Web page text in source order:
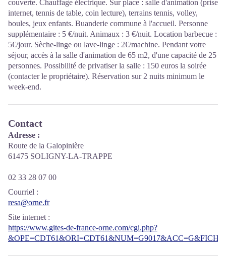
couverte. Chauffage électrique. Sur place : salle d'animation (prise
internet, tennis de table, coin lecture), terrains tennis, volley,
boules, jeux enfants. Buanderie commune à l'accueil. Personne
supplémentaire : 5 €/nuit. Animaux : 3 €/nuit. Location barbecue :
5€/jour. Sèche-linge ou lave-linge : 2€/machine. Pendant votre
séjour, accès à la salle d'animation de 65 m2, d'une capacité de 25
personnes. Possibilité de privatiser la salle : 150 euros la soirée
(contacter le propriétaire). Réservation sur 2 nuits minimum le
week-end.
Contact
Adresse :
Route de la Galopinière
61475 SOLIGNY-LA-TRAPPE
02 33 28 07 00
Courriel :
resa@orne.fr
Site internet :
https://www.gites-de-france-orne.com/cgi.php?